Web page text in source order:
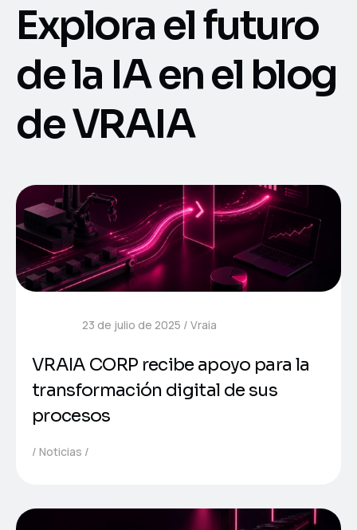
Explora el futuro
de la IA en el blog
de VRAIA
23 de julio de 2025 Vraia
VRAIA CORP recibe apoyo para la
transformación digital de sus
procesos
Noticias